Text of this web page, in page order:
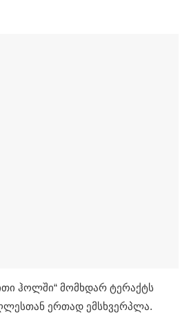
ჰოლში“ მომხდარ ტერაქტს
ერთად ემსხვერპლა.